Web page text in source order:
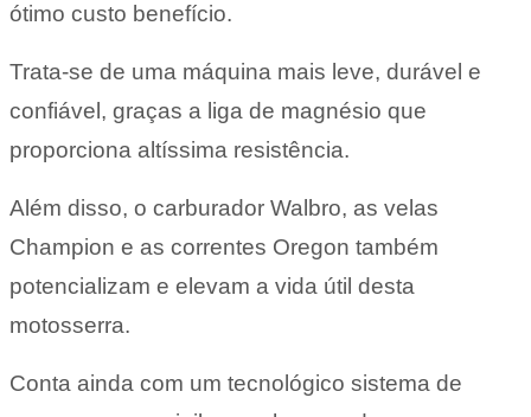
ótimo custo benefício.
Trata-se de uma máquina mais leve, durável e
confiável, graças a liga de magnésio que
proporciona altíssima resistência.
Além disso, o carburador Walbro, as velas
Champion e as correntes Oregon também
potencializam e elevam a vida útil desta
motosserra.
Conta ainda com um tecnológico sistema de